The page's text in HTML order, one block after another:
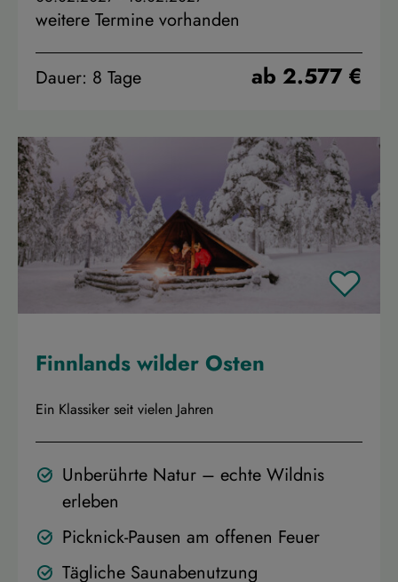
weitere Termine vorhanden
Dauer: 8 Tage ab 2.577 €
Finnlands wilder Osten
Ein Klassiker seit vielen Jahren
Unberührte Natur – echte Wildnis
erleben
Picknick-Pausen am offenen Feuer
Tägliche Saunabenutzung